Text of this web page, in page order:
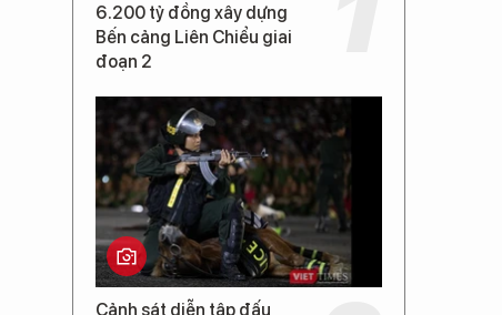
6.200 tỷ đồng xây dựng
Bến cảng Liên Chiểu giai
đoạn 2
Cảnh sát diễn tập đấu